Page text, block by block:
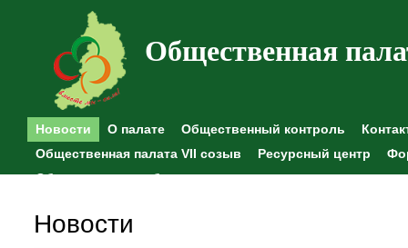
Общественная
Новости О палате Общественный контроль
Общественная палата VII созыв
Ресурсный центр
Общественные наблюдения
Новости